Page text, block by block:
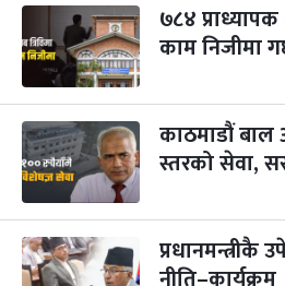
३
मंगल
महानवमी
कार्तिक ३, २०८३-Oct 20, 2026
४
बुध कार्तिक ४, २०८३ Oct 21, 2026
५
बिहि
पापा‌ङ्कुशा एकादशी व्रत
कार्तिक ५, २०८३
२२
आइत
कुकुर तिहार
कार्तिक २२, २०८३-Nov 8, 2026
७८४
काम निजीमा
काठमाडौं बाल
स्तरको सेवा,
प्रधानमन्त्रीकै